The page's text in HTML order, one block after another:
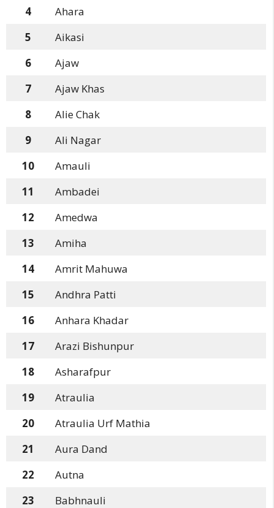
4
Ahara
5
Aikasi
6
Ajaw
7
Ajaw Khas
8
Alie Chak
9
Ali Nagar
10
Amauli
11
Ambadei
12
Amedwa
13
Amiha
14
Amrit Mahuwa
15
Andhra Patti
16
Anhara Khadar
17
Arazi Bishunpur
18
Asharafpur
19
Atraulia
20
Atraulia Urf Mathia
21
Aura Dand
22
Autna
23
Babhnauli